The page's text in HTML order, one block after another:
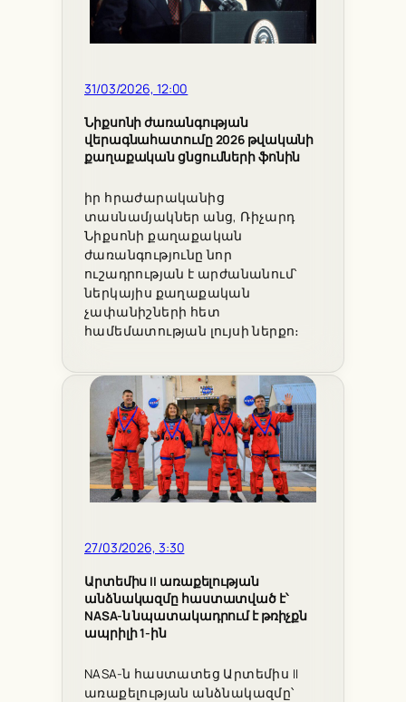
31/03/2026, 12:00
Նիքսոնի ժառանգության
վերագնահատումը 2026 թվականի
քաղաքական ցնցումների ֆոնին
իր հրաժարականից
տասնամյակներ անց, Ռիչարդ
Նիքսոնի քաղաքական
ժառանգությունը նոր
ուշադրության է արժանանում՝
ներկայիս քաղաքական
չափանիշների հետ
համեմատության լույսի ներքո։
27/03/2026, 3:30
Արտեմիս II առաքելության
անձնակազմը հաստատված է՝
NASA-ն նպատակադրում է թռիչքն
ապրիլի 1-ին
NASA-ն հաստատեց Արտեմիս II
առաքելության անձնակազմը՝